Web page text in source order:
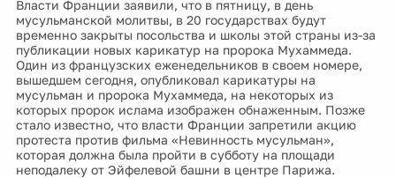
Власти Франции заявили, что в пятницу, в день
мусульманской молитвы, в 20 государствах будут
временно закрыты посольства и школы этой страны из-за
публикации новых карикатур на пророка Мухаммеда.
Один из французских еженедельников в своем номере,
вышедшем сегодня, опубликовал карикатуры на
мусульман и пророка Мухаммеда, на некоторых из
которых пророк ислама изображен обнаженным. Позже
стало известно, что власти Франции запретили акцию
протеста против фильма «Невинность мусульман»,
которая должна была пройти в субботу на площади
неподалеку от Эйфелевой башни в центре Парижа.